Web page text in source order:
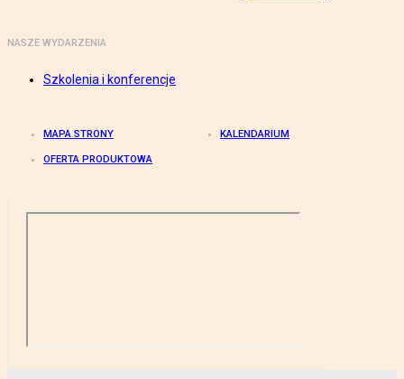
NASZE WYDARZENIA
Szkolenia i konferencje
MAPA STRONY KALENDARIUM
OFERTA PRODUKTOWA